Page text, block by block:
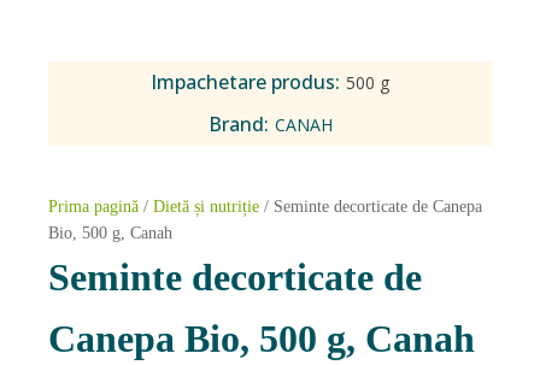
Impachetare produs: 500 g
Brand: CANAH
Prima pagină / Dietă și nutriție / Seminte decorticate de Canepa
Bio, 500 g, Canah
Seminte decorticate de
Canepa Bio, 500 g, Canah